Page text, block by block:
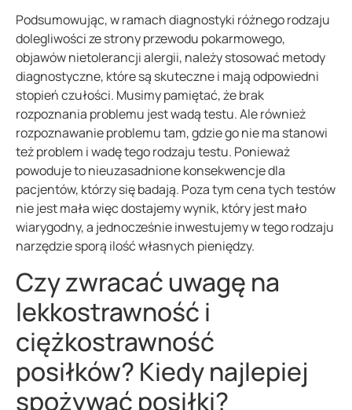
Podsumowując, w ramach diagnostyki różnego rodzaju
dolegliwości ze strony przewodu pokarmowego,
objawów nietolerancji alergii, należy stosować metody
diagnostyczne, które są skuteczne i mają odpowiedni
stopień czułości. Musimy pamiętać, że brak
rozpoznania problemu jest wadą testu. Ale również
rozpoznawanie problemu tam, gdzie go nie ma stanowi
też problem i wadę tego rodzaju testu. Ponieważ
powoduje to nieuzasadnione konsekwencje dla
pacjentów, którzy się badają. Poza tym cena tych testów
nie jest mała więc dostajemy wynik, który jest mało
wiarygodny, a jednocześnie inwestujemy w tego rodzaju
narzędzie sporą ilość własnych pieniędzy.
Czy zwracać uwagę na
lekkostrawność i
ciężkostrawność
posiłków? Kiedy najlepiej
spożywać posiłki?